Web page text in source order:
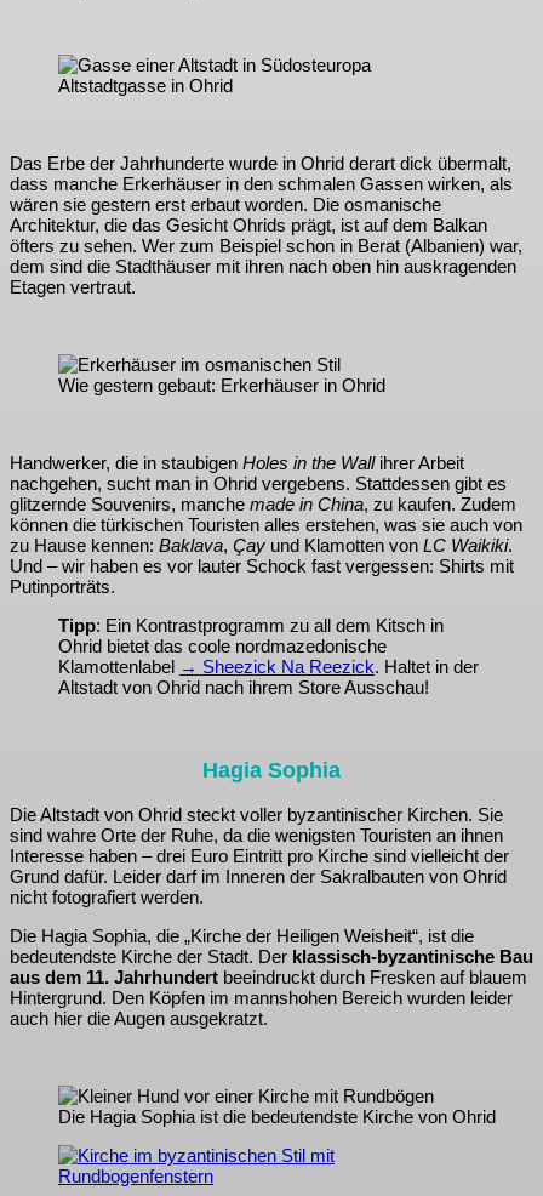
Altstadtgasse in Ohrid
Das Erbe der Jahrhunderte wurde in Ohrid derart dick übermalt,
dass manche Erkerhäuser in den schmalen Gassen wirken, als
wären sie gestern erst erbaut worden. Die osmanische
Architektur, die das Gesicht Ohrids prägt, ist auf dem Balkan
öfters zu sehen. Wer zum Beispiel schon in Berat (Albanien) war,
dem sind die Stadthäuser mit ihren nach oben hin auskragenden
Etagen vertraut.
Wie gestern gebaut: Erkerhäuser in Ohrid
Handwerker, die in staubigen Holes in the Wallihrer Arbeit
nachgehen, sucht man in Ohrid vergebens. Stattdessen gibt es
glitzernde Souvenirs, manche made in China, zu kaufen. Zudem
können die türkischen Touristen alles erstehen, was sie auch von
zu Hause kennen: Baklava, Çay und Klamotten von LC Waikiki.
Und – wir haben es vor lauter Schock fast vergessen: Shirts mit
Putinporträts.
Tipp: Ein Kontrastprogramm zu all dem Kitsch in
Ohrid bietet das coole nordmazedonische
Klamottenlabel → Sheezick Na Reezick. Haltet in der
Altstadt von Ohrid nach ihrem Store Ausschau!
Hagia Sophia
Die Altstadt von Ohrid steckt voller byzantinischer Kirchen. Sie
sind wahre Orte der Ruhe, da die wenigsten Touristen an ihnen
Interesse haben – drei Euro Eintritt pro Kirche sind vielleicht der
Grund dafür. Leider darf im Inneren der Sakralbauten von Ohrid
nicht fotografiert werden.
Die Hagia Sophia, die „Kirche der Heiligen Weisheit“, ist die
bedeutendste Kirche der Stadt. Der klassisch-byzantinische Bau
aus dem 11. Jahrhundert beeindruckt durch Fresken auf blauem
Hintergrund. Den Köpfen im mannshohen Bereich wurden leider
auch hier die Augen ausgekratzt.
Die Hagia Sophia ist die bedeutendste Kirche von Ohrid